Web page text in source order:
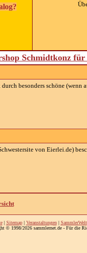
Schmidtkonz
besonders schöne
von Eierlei.de)
| Sitemap| Veranstaltungen| SammlerWelt
© 1998/2026 sammlernet.de - Für die